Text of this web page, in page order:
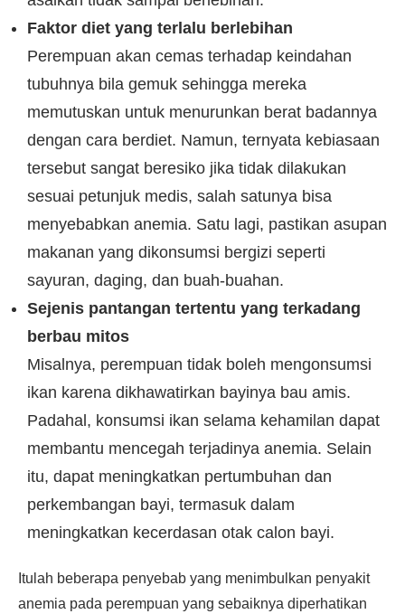
Faktor diet yang terlalu berlebihan
Perempuan akan cemas terhadap keindahan
tubuhnya bila gemuk sehingga mereka
memutuskan untuk menurunkan berat badannya
dengan cara berdiet. Namun, ternyata kebiasaan
tersebut sangat beresiko jika tidak dilakukan
sesuai petunjuk medis, salah satunya bisa
menyebabkan anemia. Satu lagi, pastikan asupan
makanan yang dikonsumsi bergizi seperti
sayuran, daging, dan buah-buahan.
Sejenis pantangan tertentu yang terkadang
berbau mitos
Misalnya, perempuan tidak boleh mengonsumsi
ikan karena dikhawatirkan bayinya bau amis.
Padahal, konsumsi ikan selama kehamilan dapat
membantu mencegah terjadinya anemia. Selain
itu, dapat meningkatkan pertumbuhan dan
perkembangan bayi, termasuk dalam
meningkatkan kecerdasan otak calon bayi.
Itulah beberapa penyebab yang menimbulkan penyakit
anemia pada perempuan yang sebaiknya diperhatikan